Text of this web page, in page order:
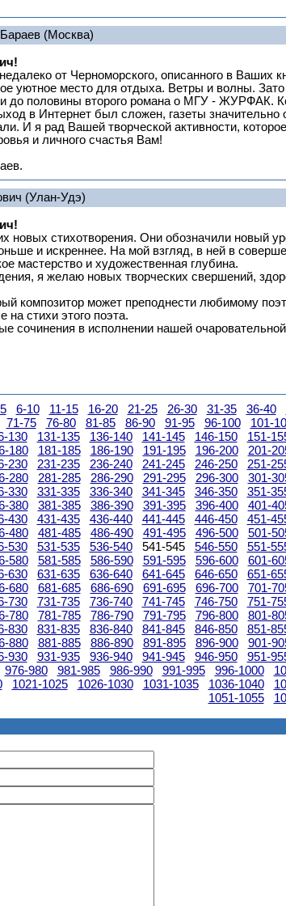
(Москва)
от Черноморского, описанного в Ваших
уютное место для отдыха. Ветры и волны.
до половины второго романа о МГУ - ЖУРФАК.
в Интернет был сложен, газеты значительно
И я рад Вашей творческой активности,
и личного счастья Вам!
(Улан-Удэ)
новых стихотворения. Они обозначили новый
и искреннее. На мой взгляд, в ней в
мастерство и художественная глубина.
я желаю новых творческих свершений,
композитор может преподнести любимому
на стихи этого поэта.
сочинения в исполнении нашей
6-10 11-15 16-20 21-25 26-30 31-35 36-40
71-75 76-80 81-85 86-90 91-95 96-100 101-
130 131-135 136-140 141-145 146-150 151-
180 181-185 186-190 191-195 196-200 201-
230 231-235 236-240 241-245 246-250 251-
280 281-285 286-290 291-295 296-300 301-
330 331-335 336-340 341-345 346-350 351-
380 381-385 386-390 391-395 396-400 401-
430 431-435 436-440 441-445 446-450 451-
480 481-485 486-490 491-495 496-500 501-
530 531-535 536-540 541-545 546-550 551-
580 581-585 586-590 591-595 596-600 601-
630 631-635 636-640 641-645 646-650 651-
680 681-685 686-690 691-695 696-700 701-
730 731-735 736-740 741-745 746-750 751-
780 781-785 786-790 791-795 796-800 801-
830 831-835 836-840 841-845 846-850 851-
880 881-885 886-890 891-895 896-900 901-
930 931-935 936-940 941-945 946-950 951-
976-980 981-985 986-990 991-995 996-1000
1021-1025 1026-1030 1031-1035 1036-1040
1051-1055